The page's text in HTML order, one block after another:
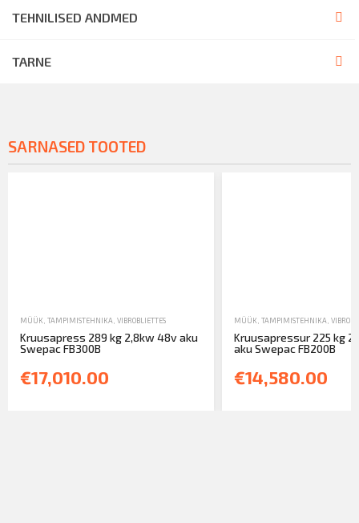
TEHNILISED ANDMED
TARNE
SARNASED TOOTED
MÜÜK TAMPIMISTEHNIKA VIBROBLIETTES
Kruusapress 289 kg 2,8kw 48v aku
Swepac FB300B
€17,010.00
MÜÜK TAMPIMISTEHNIKA
Kruusapressur 225 kg
aku Swepac FB200B
€14,580.00